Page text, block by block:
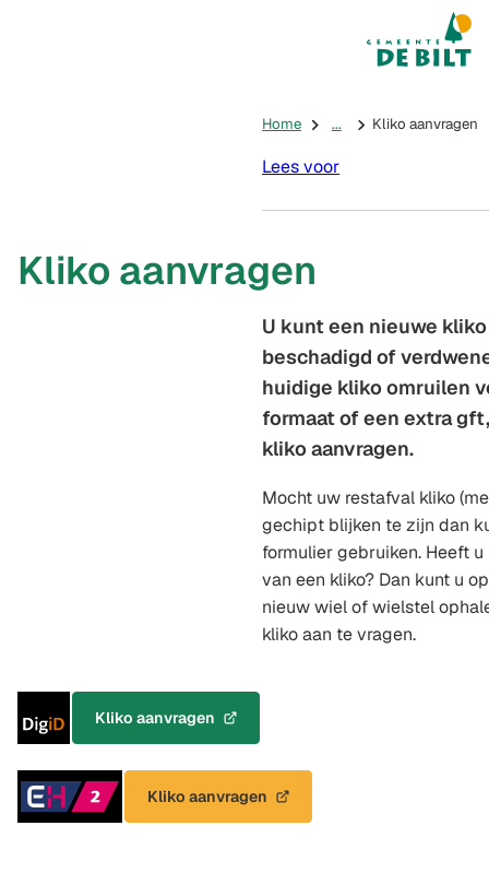
Mijn De Bilt
(Verwijst
Home ... Kliko aanvragen
Lees voor
Kliko aanvragen
U kunt een nieuwe
beschadigd of
huidige kliko omruilen
formaat of een extra
kliko aanvragen.
Mocht uw restafval kliko
gechipt blijken te zijn dan
formulier gebruiken. Heeft
van een kliko? Dan kunt u
nieuw wiel of wielstel
kliko aan te vragen.
met
Kliko aanvragen
(Verwijst
een
externe
website)
Inloggen
met
Kliko aanvragen
(Verwijst